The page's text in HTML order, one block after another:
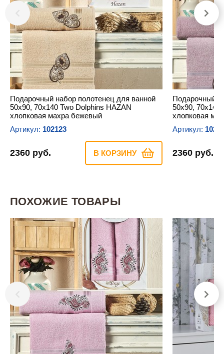
Подарочный набор полотенец для ванной
50х90, 70х140 Two Dolphins HAZAN
хлопковая махра бежевый
Артикул: 102123
2360 руб. В КОРЗИНУ
Подарочный
50х90, 70х140
хлопковая
Артикул:
2360 руб.
ПОХОЖИЕ ТОВАРЫ